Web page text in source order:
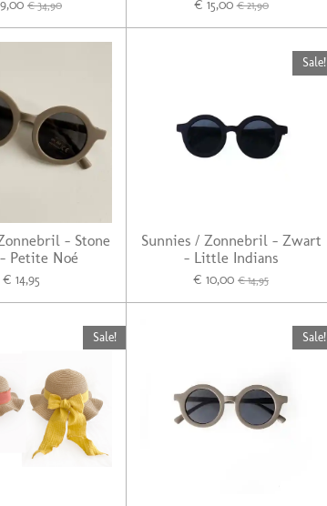
€ 34,90 € 15,00 € 21,90
- Stone
Petite Noé
€ 14,95
Sale!
Sunnies / Zonnebril - Zwart
- Little Indians
€ 10,00 € 14,95
Sale! Sale!